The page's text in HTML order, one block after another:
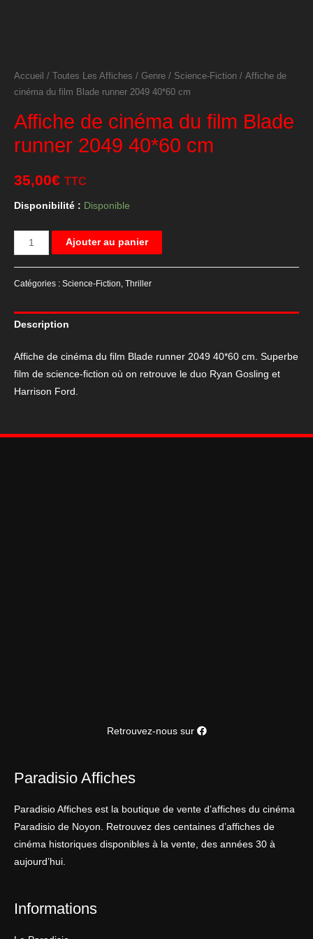
Accueil / Toutes Les Affiches / Genre / Science-Fiction / Affiche de
cinéma du film Blade runner 2049 40*60 cm
Affiche de cinéma du film Blade
runner 2049 40*60 cm
35,00€ TTC
Disponibilité : Disponible
quantité
de
du
Blade
runner
2049
Ajouter au panier
Catégories : Science-Fiction, Thriller
Description
Affiche de cinéma du film Blade runner 2049 40*60 cm. Superbe
film de science-fiction où on retrouve le duo Ryan Gosling et
Harrison Ford.
Retrouvez-nous sur
Paradisio Affiches
Paradisio Affiches est la boutique de vente d’affiches du cinéma
Paradisio de Noyon. Retrouvez des centaines d’affiches de
cinéma historiques disponibles à la vente, des années 30 à
aujourd’hui.
Informations